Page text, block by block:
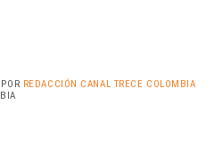
POR REDACCIÓN CANAL TRECE COLOMBIA